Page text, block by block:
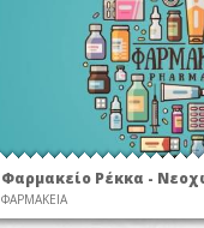
Φαρμακείο Ρέκκα -
ΦΑΡΜΑΚΕΙΑ